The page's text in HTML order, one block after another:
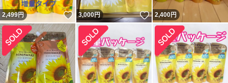
2,499円 いいね！
3,000円 いいね！
2,400円